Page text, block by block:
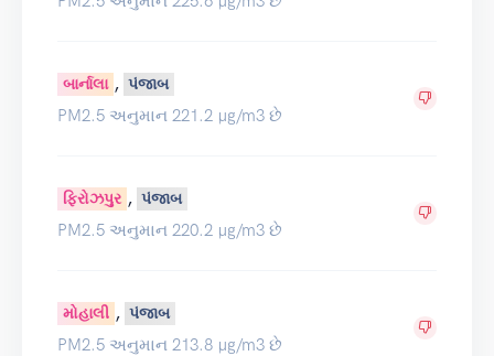
બાર્નાલા , પંજાબ
PM2.5 અનુમાન 221.2 µg/m3 છે
ફિરોઝપુર , પંજાબ
PM2.5 અનુમાન 220.2 µg/m3 છે
મોહાલી , પંજાબ
PM2.5 અનુમાન 213.8 µg/m3 છે